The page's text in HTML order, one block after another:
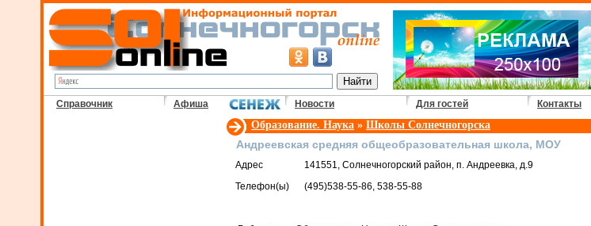
Справочник Афиша Новости Для гостей Контакты
Образование. Наука » Школы Солнечногорска
Андреевская средняя общеобразовательная школа, МОУ
Адрес
141551, Солнечногорский район, п. Андреевка, д.9
Телефон(ы)
(495)538-55-86, 538-55-88